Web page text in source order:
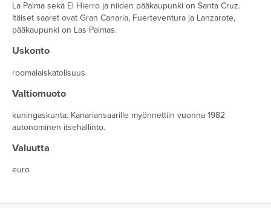
La Palma sekä El Hierro ja niiden pääkaupunki on Santa Cruz.
Itäiset saaret ovat Gran Canaria, Fuerteventura ja Lanzarote,
pääkaupunki on Las Palmas.
Uskonto
roomalaiskatolisuus
Valtiomuoto
kuningaskunta. Kanariansaarille myönnettiin vuonna 1982
autonominen itsehallinto.
Valuutta
euro